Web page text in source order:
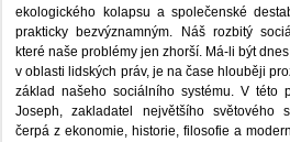
ekologického kolapsu a společenské
prakticky bezvýznamným. Náš rozbitý
které naše problémy jen zhorší. Má-li být
v oblasti lidských práv, je na čase hlouběji
základ našeho sociálního systému. V této
Joseph, zakladatel největšího světového
čerpá z ekonomie, historie, filosofie a